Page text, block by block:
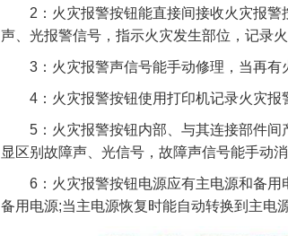
2：火灾报警按钮能直接间接收火灾报警
声、光报警信号，指示火灾发生部位，记录
3：火灾报警声信号能手动修理，当再有
4：火灾报警按钮使用打印机记录火灾报
5：火灾报警按钮内部、与其连接部件间
显区别故障声、光信号，故障声信号能手动
6：火灾报警按钮电源应有主电源和备用
备用电源;当主电源恢复时能自动转换到主电源